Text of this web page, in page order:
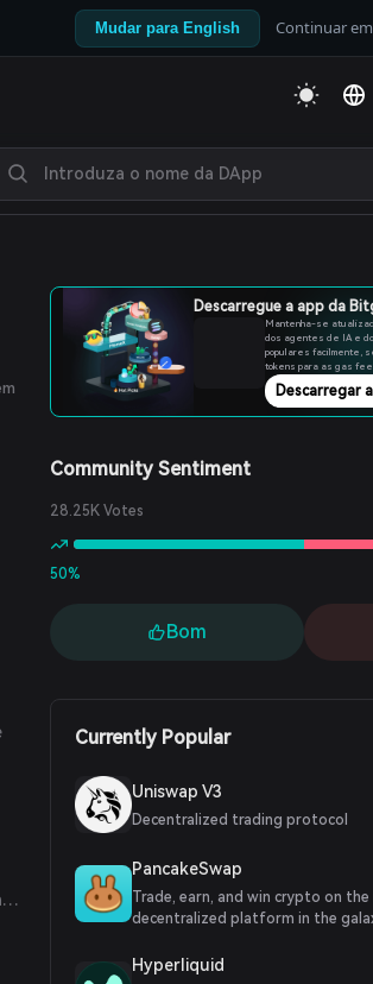
Mudar para English Continuar
Descarregue a app da
Mantenha-se
dos agentes de IA e
populares facilmente,
tokens para as gas
Descarregar
Community Sentiment
28.25K Votes
50%
Bom
Currently Popular
Uniswap V3
Decentralized trading protocol
PancakeSwap
Trade, earn, and win crypto on
decentralized platform in the
Hyperliquid